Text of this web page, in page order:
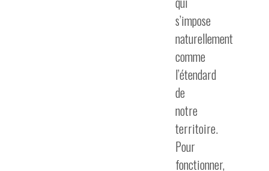
s’impose
naturellement
comme
l’étendard
de
notre
territoire.
Pour
fonctionner,